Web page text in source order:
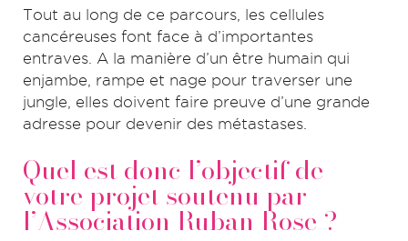
Tout au long de ce parcours, les cellules
cancéreuses font face à d’importantes
entraves. A la manière d’un être humain qui
enjambe, rampe et nage pour traverser une
jungle, elles doivent faire preuve d’une grande
adresse pour devenir des métastases.
Quel est donc l’objectif de
votre projet soutenu par
l’Association Ruban Rose ?